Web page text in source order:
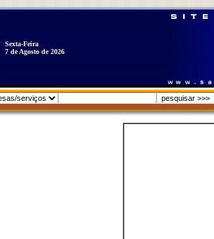
Sexta-Feira
7 de Agosto de 2026